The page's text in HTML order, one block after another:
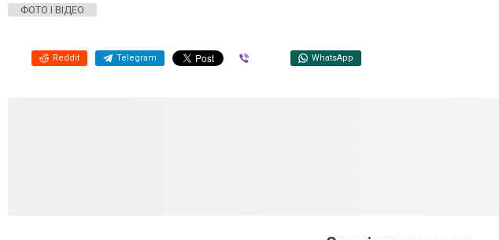
ФОТО І ВІДЕО
Reddit Telegram WhatsApp